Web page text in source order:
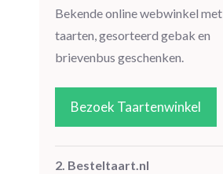
Bekende online webwinkel met
taarten, gesorteerd gebak en
brievenbus geschenken.
Bezoek Taartenwinkel
2. Besteltaart.nl